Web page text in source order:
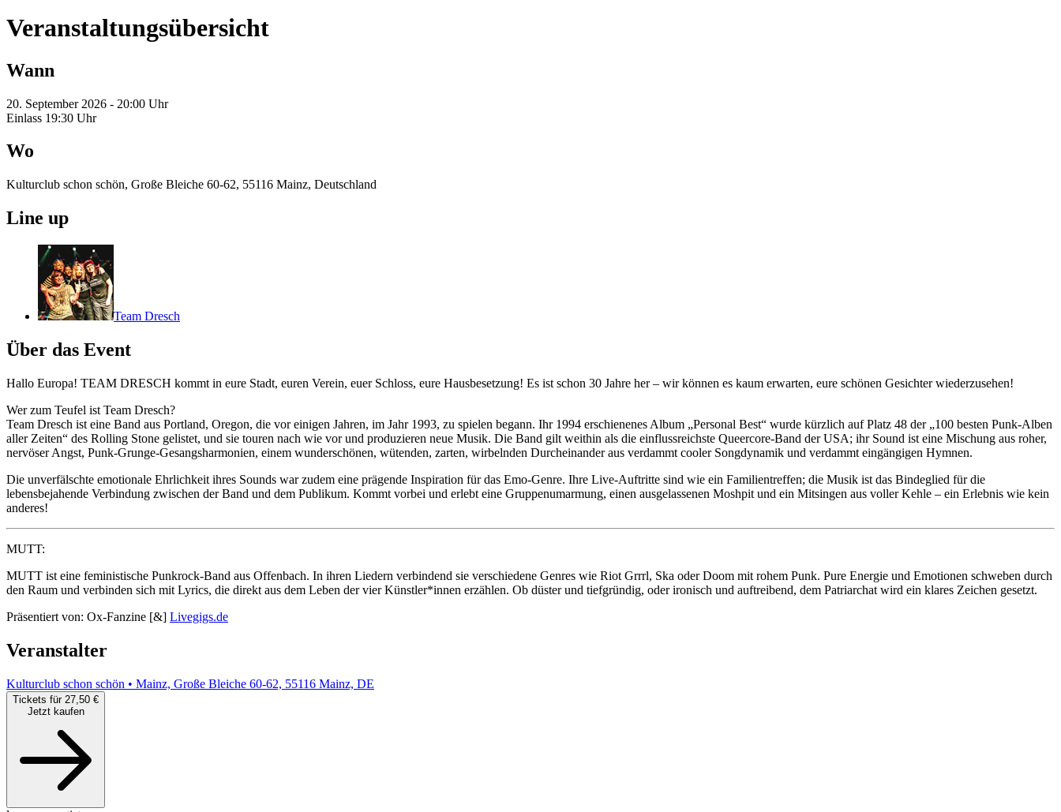
Veranstaltungsübersicht
Wann
20. September 2026 - 20:00 Uhr
Einlass 19:30 Uhr
Wo
Kulturclub schon schön, Große Bleiche 60-62, 55116 Mainz, Deutschland
Line up
Team Dresch
Über das Event
Hallo Europa! TEAM DRESCH kommt in eure Stadt, euren Verein, euer Schloss, eure Hausbesetzung! Es ist schon 30 Jahre her – wir können es kaum erwarten, eure schönen Gesichter wiederzusehen!
Wer zum Teufel ist Team Dresch?
Team Dresch ist eine Band aus Portland, Oregon, die vor einigen Jahren, im Jahr 1993, zu spielen begann. Ihr 1994 erschienenes Album „Personal Best“ wurde kürzlich auf Platz 48 der „100 besten Punk-Alben
aller Zeiten“ des Rolling Stone gelistet, und sie touren nach wie vor und produzieren neue Musik. Die Band gilt weithin als die einflussreichste Queercore-Band der USA; ihr Sound ist eine Mischung aus roher,
nervöser Angst, Punk-Grunge-Gesangsharmonien, einem wunderschönen, wütenden, zarten, wirbelnden Durcheinander aus verdammt cooler Songdynamik und verdammt eingängigen Hymnen.
Die unverfälschte emotionale Ehrlichkeit ihres Sounds war zudem eine prägende Inspiration für das Emo-Genre. Ihre Live-Auftritte sind wie ein Familientreffen; die Musik ist das Bindeglied für die
lebensbejahende Verbindung zwischen der Band und dem Publikum. Kommt vorbei und erlebt eine Gruppenumarmung, einen ausgelassenen Moshpit und ein Mitsingen aus voller Kehle – ein Erlebnis wie kein
anderes!
MUTT:
MUTT ist eine feministische Punkrock-Band aus Offenbach. In ihren Liedern verbindend sie verschiedene Genres wie Riot Grrrl, Ska oder Doom mit rohem Punk. Pure Energie und Emotionen schweben durch
den Raum und verbinden sich mit Lyrics, die direkt aus dem Leben der vier Künstler*innen erzählen. Ob düster und tiefgründig, oder ironisch und auftreibend, dem Patriarchat wird ein klares Zeichen gesetzt.
Präsentiert von: Ox-Fanzine [&] Livegigs.de
Veranstalter
Kulturclub schon schön • Mainz, Große Bleiche 60-62, 55116 Mainz, DE
Tickets für 27,50 €
Jetzt kaufen